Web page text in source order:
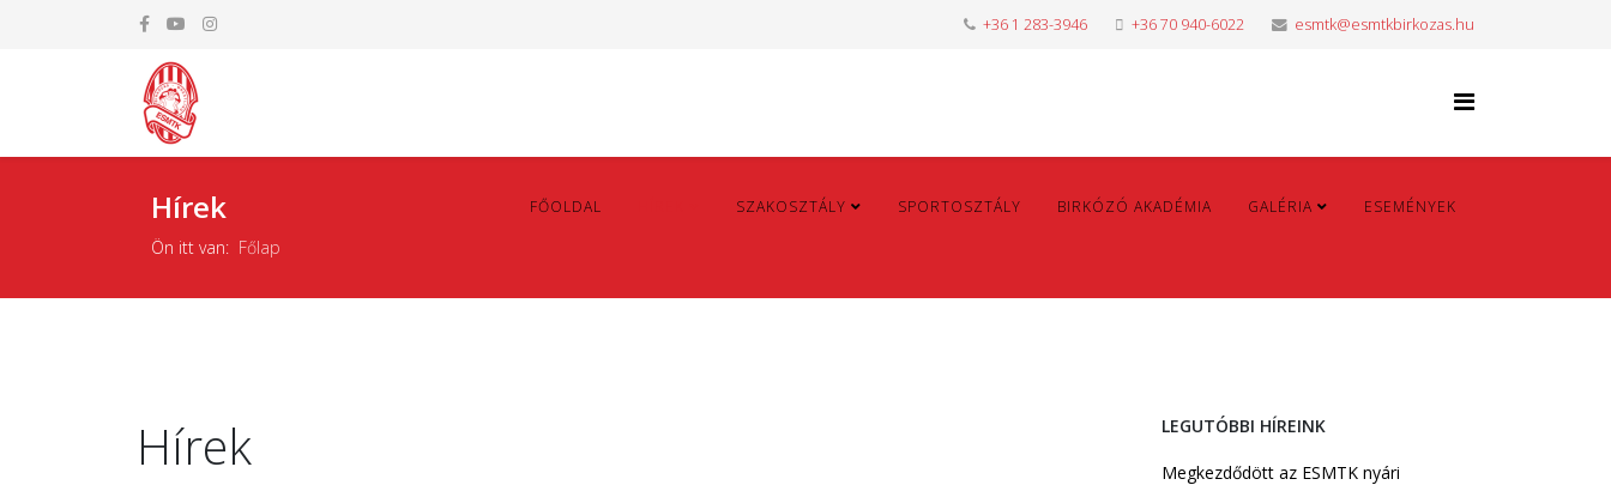
+36 1 283-3946 +36 70 940-6022 esmtk@esmtkbirkozas.hu
FŐOLDAL SZAKOSZTÁLY SPORTOSZTÁLY BIRKÓZÓ AKADÉMIA GALÉRIA ESEMÉNYEK
Hírek
Ön itt van: Főlap
Hírek LEGUTÓBBI HÍREINK
Megkezdődött az ESMTK nyári